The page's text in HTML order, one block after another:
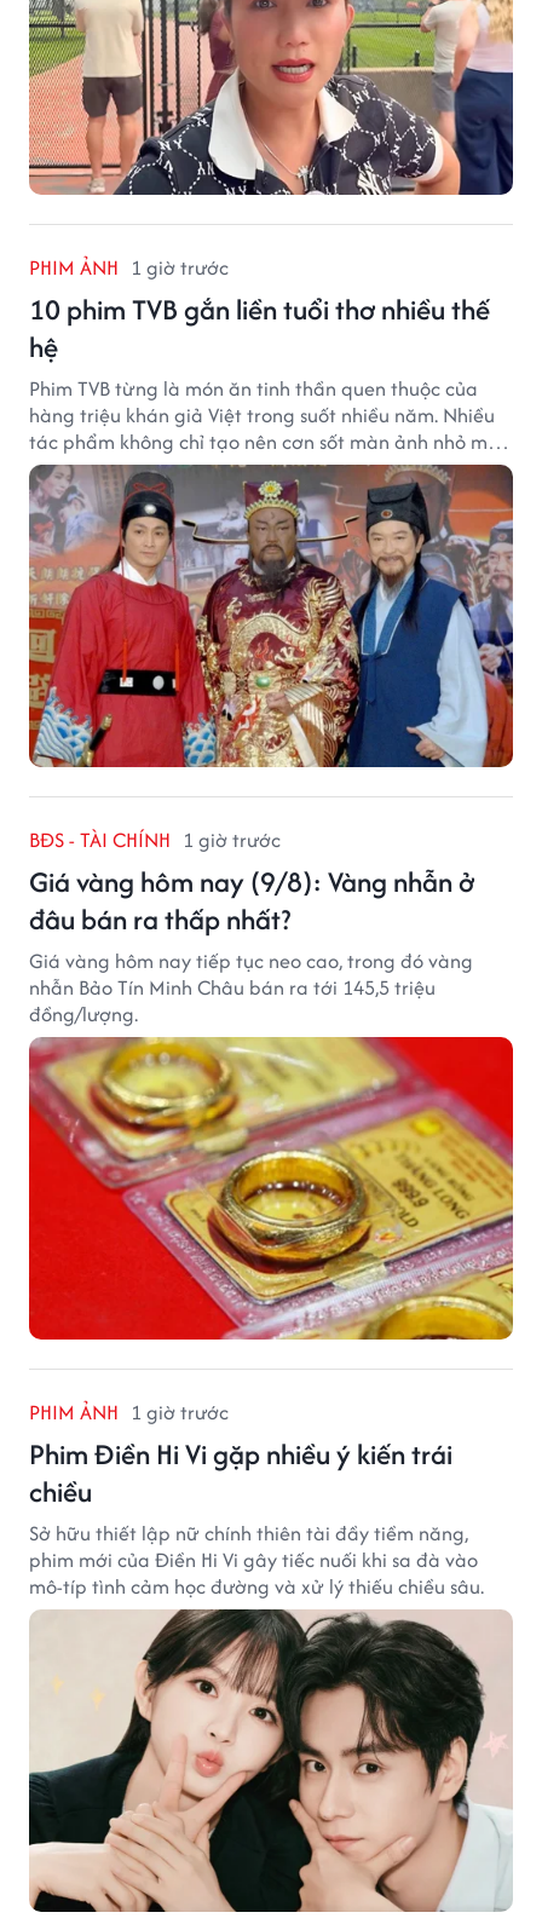
PHIM ẢNH 1 giờ trước
10 phim TVB gắn liền tuổi thơ nhiều thế
hệ
Phim TVB từng là món ăn tinh thần quen thuộc của
hàng triệu khán giả Việt trong suốt nhiều năm. Nhiều
tác phẩm không chỉ tạo nên cơn sốt màn ảnh nhỏ mà
còn trở thành ký ức khó quên của cả một thế hệ.
BĐS - TÀI CHÍNH 1 giờ trước
Giá vàng hôm nay (9/8): Vàng nhẫn ở
đâu bán ra thấp nhất?
Giá vàng hôm nay tiếp tục neo cao, trong đó vàng
nhẫn Bảo Tín Minh Châu bán ra tới 145,5 triệu
đồng/lượng.
PHIM ẢNH 1 giờ trước
Phim Điền Hi Vi gặp nhiều ý kiến trái
chiều
Sở hữu thiết lập nữ chính thiên tài đầy tiềm năng,
phim mới của Điền Hi Vi gây tiếc nuối khi sa đà vào
mô-típ tình cảm học đường và xử lý thiếu chiều sâu.